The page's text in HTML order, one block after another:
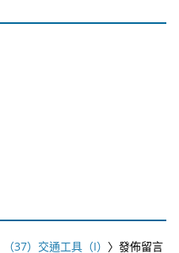
（37）交通工具（I） 〉發佈留言